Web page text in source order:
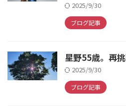
2025/9/30
ブログ記事
星野55歳。再
2025/9/30
ブログ記事